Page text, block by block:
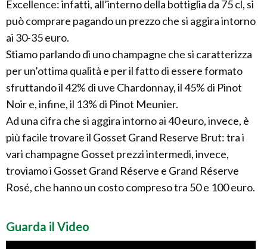
Excellence: infatti, all’interno della bottiglia da 75 cl, si
può comprare pagando un prezzo che si aggira intorno
ai 30-35 euro.
Stiamo parlando di uno champagne che si caratterizza
per un’ottima qualità e per il fatto di essere formato
sfruttando il 42% di uve Chardonnay, il 45% di Pinot
Noir e, infine, il 13% di Pinot Meunier.
Ad una cifra che si aggira intorno ai 40 euro, invece, è
più facile trovare il Gosset Grand Reserve Brut: tra i
vari champagne Gosset prezzi intermedi, invece,
troviamo i Gosset Grand Réserve e Grand Réserve
Rosé, che hanno un costo compreso tra 50 e 100 euro.
Guarda il Video